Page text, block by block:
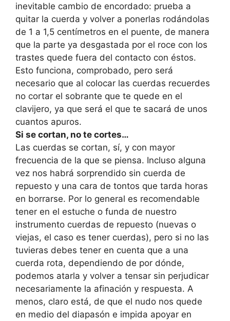
inevitable cambio de encordado: prueba a
quitar la cuerda y volver a ponerlas rodándolas
de 1 a 1,5 centímetros en el puente, de manera
que la parte ya desgastada por el roce con los
trastes quede fuera del contacto con éstos.
Esto funciona, comprobado, pero será
necesario que al colocar las cuerdas recuerdes
no cortar el sobrante que te quede en el
clavijero, ya que será el que te sacará de unos
cuantos apuros.
Si se cortan, no te cortes…
Las cuerdas se cortan, sí, y con mayor
frecuencia de la que se piensa. Incluso alguna
vez nos habrá sorprendido sin cuerda de
repuesto y una cara de tontos que tarda horas
en borrarse. Por lo general es recomendable
tener en el estuche o funda de nuestro
instrumento cuerdas de repuesto (nuevas o
viejas, el caso es tener cuerdas), pero si no las
tuvieras debes tener en cuenta que a una
cuerda rota, dependiendo de por dónde,
podemos atarla y volver a tensar sin perjudicar
necesariamente la afinación y respuesta. A
menos, claro está, de que el nudo nos quede
en medio del diapasón e impida apoyar en